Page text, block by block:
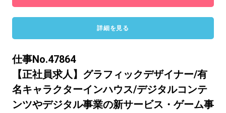
詳細を見る
仕事No.47864
【正社員求人】グラフィックデザイナー/有
名キャラクターインハウス/デジタルコンテ
ンツやデジタル事業の新サービス・ゲーム事